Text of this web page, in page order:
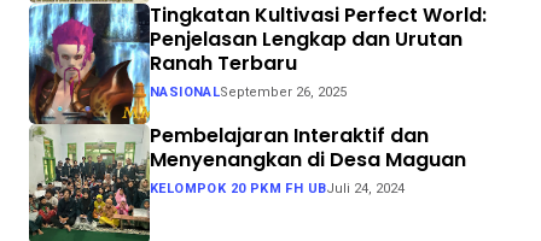
Tingkatan Kultivasi Perfect World:
Penjelasan Lengkap dan Urutan
Ranah Terbaru
NASIONALSeptember 26, 2025
Pembelajaran Interaktif dan
Menyenangkan di Desa Maguan
KELOMPOK 20 PKM FH UBJuli 24, 2024